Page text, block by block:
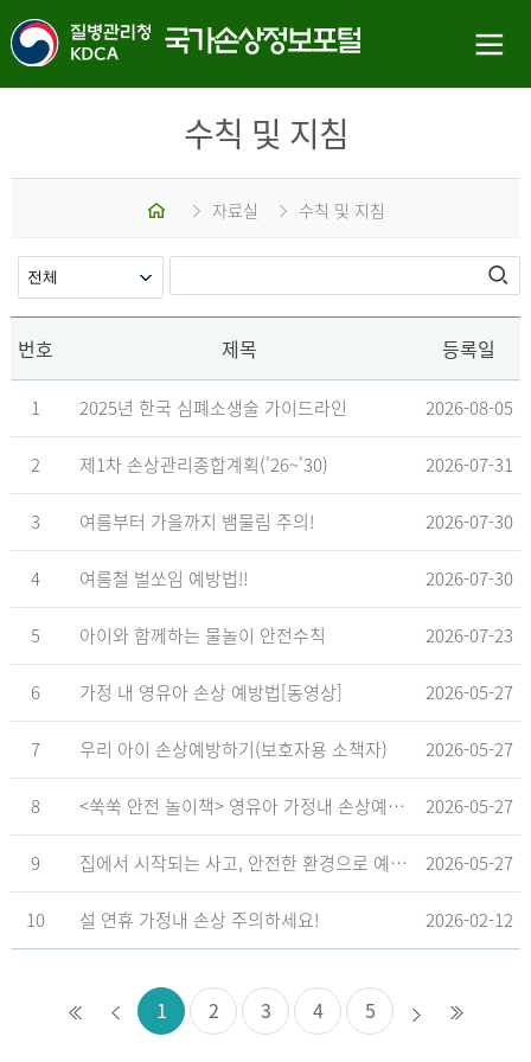
수칙 및 지침
자료실 수칙 및 지침
번호 제목 등록일
1 2025년 한국 심폐소생술 가이드라인 2026-08-05
2 제1차 손상관리종합계획('26~'30) 2026-07-31
3 여름부터 가을까지 뱀물림 주의! 2026-07-30
4 여름철 벌쏘임 예방법!! 2026-07-30
5 아이와 함께하는 물놀이 안전수칙 2026-07-23
6 가정 내 영유아 손상 예방법[동영상] 2026-05-27
7 우리 아이 손상예방하기(보호자용 소책자) 2026-05-27
8 <쑥쑥 안전 놀이책> 영유아 가정내 손상예방_영유아 놀이형 교육 교재 2026-05-27
9 집에서 시작되는 사고, 안전한 환경으로 예방해요 2026-05-27
10 설 연휴 가정내 손상 주의하세요! 2026-02-12
1 2 3 4 5